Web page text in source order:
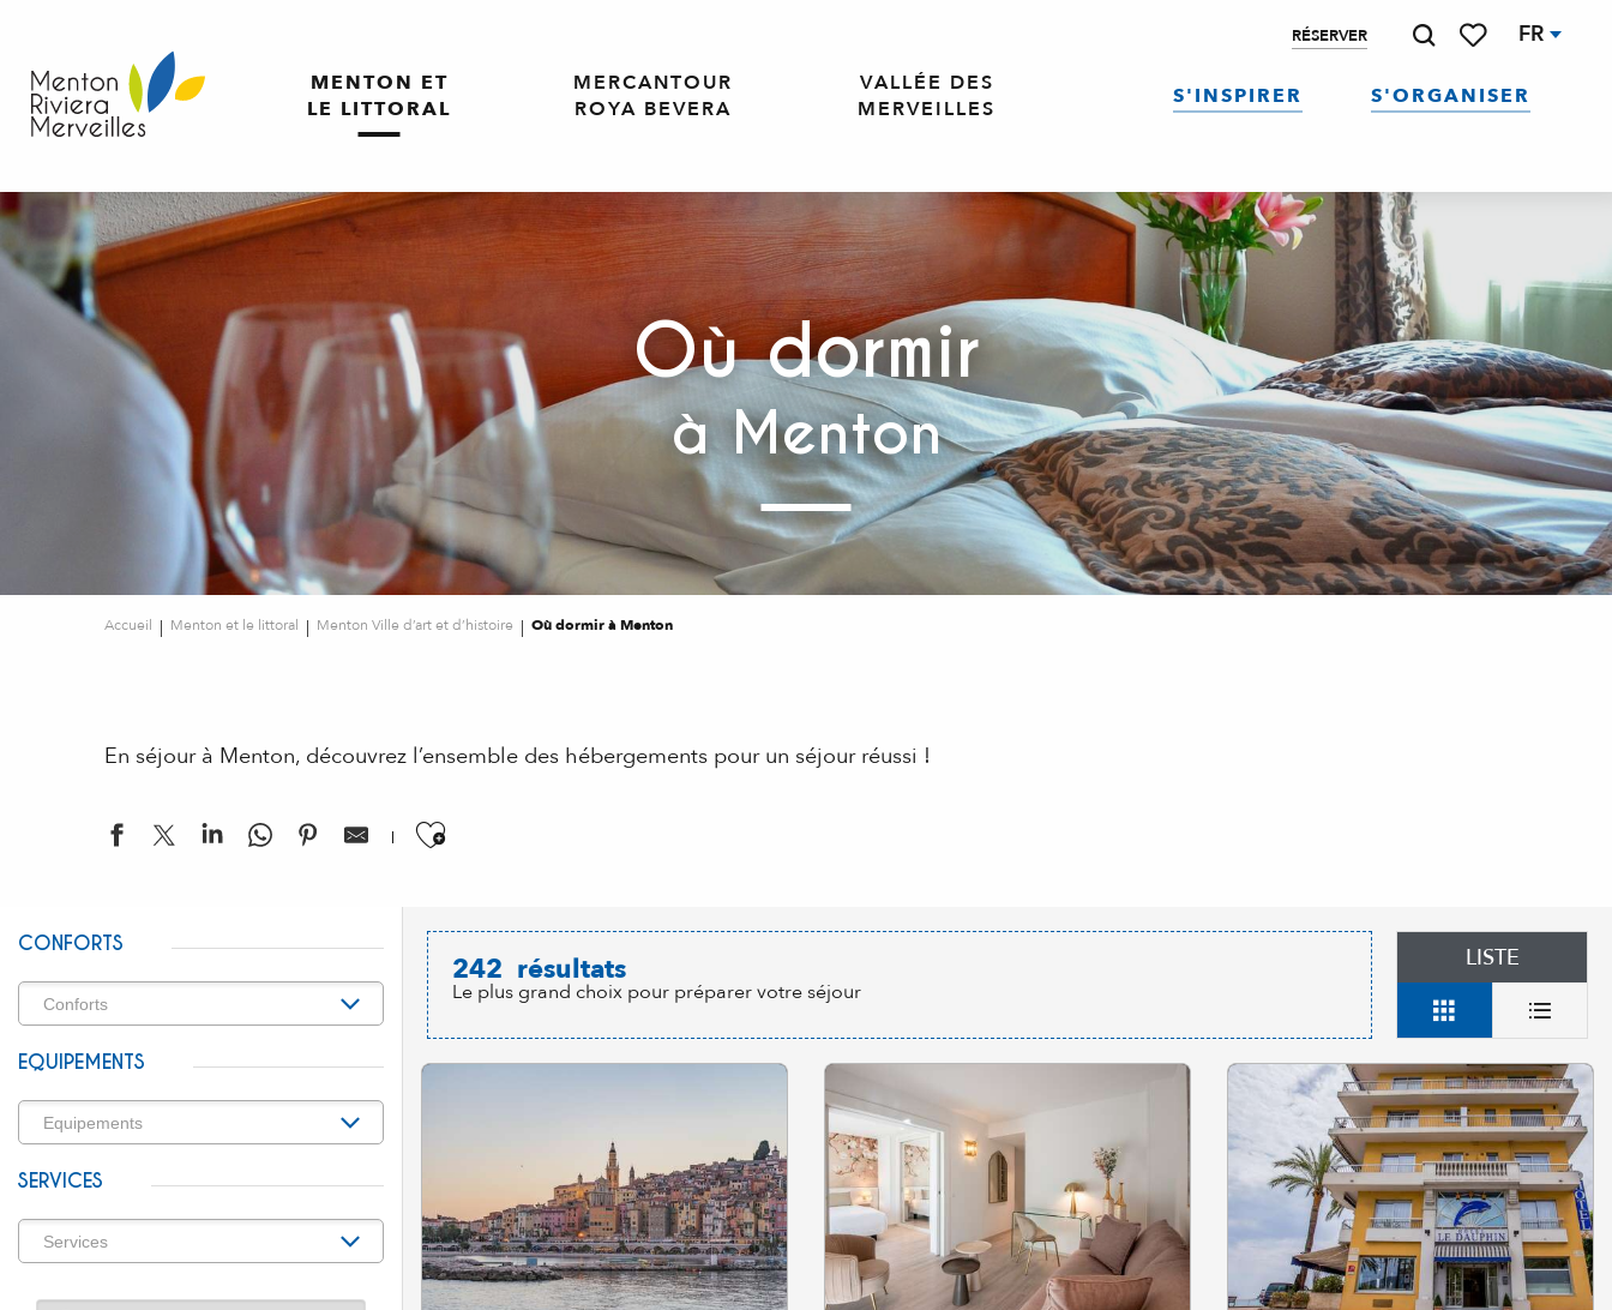
contenu
principal
RÉSERVER FR
MENTON ET
LE LITTORAL
MERCANTOUR
ROYA BEVERA
VALLÉE DES
MERVEILLES
S'INSPIRER S'ORGANISER
Où dormir
à Menton
Accueil Menton et le littoral Menton Ville d’art et d’histoire Où dormir à Menton
En séjour à Menton, découvrez l’ensemble des hébergements pour un séjour réussi !
Ajouter aux favoris
CONFORTS
EQUIPEMENTS
SERVICES
242 résultats
Le plus grand choix pour préparer votre séjour
LISTE